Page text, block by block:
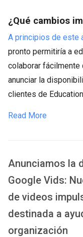
¿Qué cambios
A principios de este
pronto permitiría a
colaborar fácilmente
anunciar la
clientes de
Read More
Anunciamos la
Google Vids:
de videos
destinada a
organización